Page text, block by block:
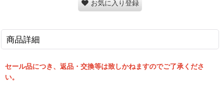
お気に入り登録
商品詳細
セール品につき、返品・交換等は致しかねますのでご了承くださ
い。